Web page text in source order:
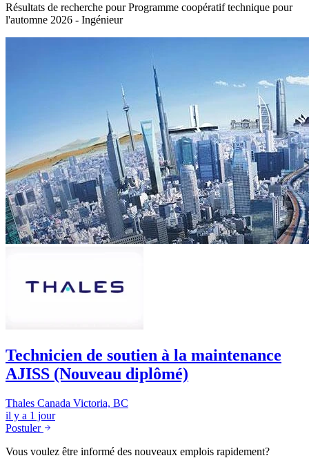
Résultats de recherche pourProgramme coopératif technique pour
l'automne 2026 - Ingénieur
Technicien de soutien à la maintenance
AJISS (Nouveau diplômé)
Thales Canada Victoria, BC
il y a 1 jour
Postuler
Vous voulez être informé des nouveaux emplois rapidement?